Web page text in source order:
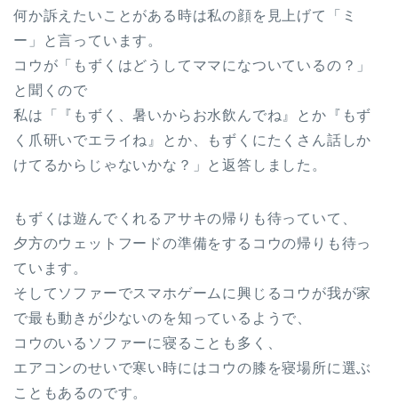
何か訴えたいことがある時は私の顔を見上げて「ミ
ー」と言っています。
コウが「もずくはどうしてママになついているの？」
と聞くので
私は「『もずく、暑いからお水飲んでね』とか『もず
く爪研いでエライね』とか、もずくにたくさん話しか
けてるからじゃないかな？」と返答しました。
もずくは遊んでくれるアサキの帰りも待っていて、
夕方のウェットフードの準備をするコウの帰りも待っ
ています。
そしてソファーでスマホゲームに興じるコウが我が家
で最も動きが少ないのを知っているようで、
コウのいるソファーに寝ることも多く、
エアコンのせいで寒い時にはコウの膝を寝場所に選ぶ
こともあるのです。